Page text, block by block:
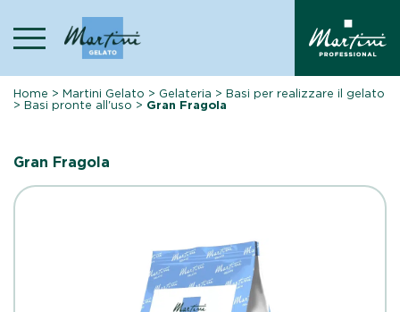
content
Home >Martini Gelato > Gelateria >Basi per realizzare il gelato
>Basi pronte all'uso > Gran Fragola
Gran Fragola